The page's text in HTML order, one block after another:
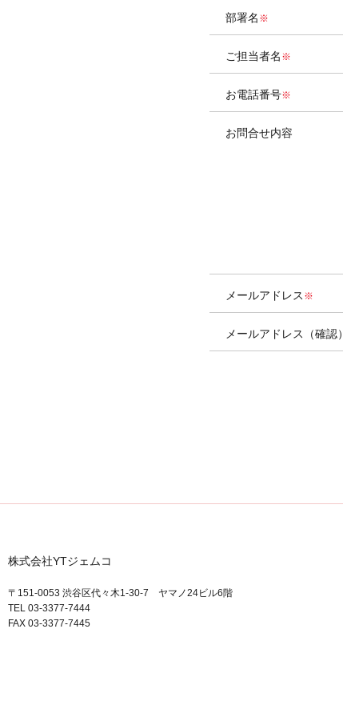
部署名
ご担当者名
お電話番号
お問合せ内容
メールアドレス
メールアドレス（確認）
株式会社YTジェムコ
〒151-0053 渋谷区代々木1-30-7 ヤマノ24ビル6階
TEL 03-3377-7444
FAX 03-3377-7445